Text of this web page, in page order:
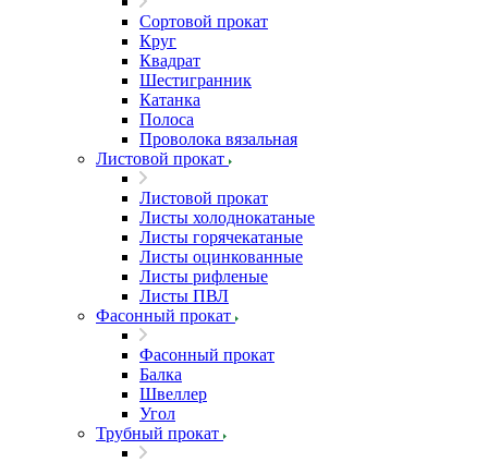
Сортовой прокат
Круг
Квадрат
Шестигранник
Катанка
Полоса
Проволока вязальная
Листовой прокат
Листовой прокат
Листы холоднокатаные
Листы горячекатаные
Листы оцинкованные
Листы рифленые
Листы ПВЛ
Фасонный прокат
Фасонный прокат
Балка
Швеллер
Угол
Трубный прокат